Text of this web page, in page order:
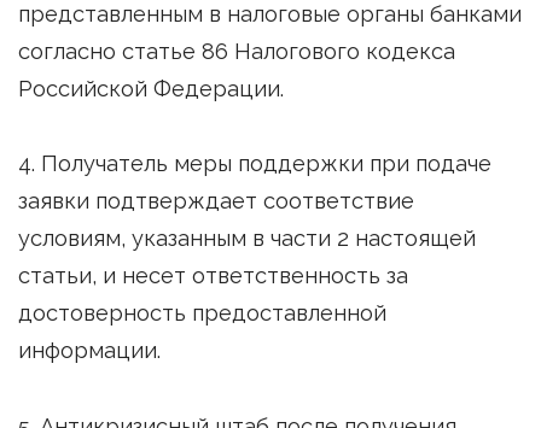
представленным в налоговые органы банками
согласно статье 86 Налогового кодекса
Российской Федерации.
4. Получатель меры поддержки при подаче
заявки подтверждает соответствие
условиям, указанным в части 2 настоящей
статьи, и несет ответственность за
достоверность предоставленной
информации.